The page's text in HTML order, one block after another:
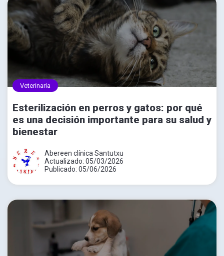
Veterinaria
Esterilización en perros y gatos: por qué
es una decisión importante para su salud y
bienestar
Abereen clínica Santutxu
Actualizado: 05/03/2026
Publicado: 05/06/2026